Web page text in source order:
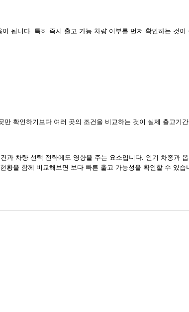
됩니다. 특히 즉시 출고 가능 차량 여부를 먼저 확인하는 것이
확인하기보다 여러 곳의 조건을 비교하는 것이 실제 출고기
과 차량 선택 전략에도 영향을 주는 요소입니다. 인기 차종과
황을 함께 비교해보면 보다 빠른 출고 가능성을 확인할 수 있습